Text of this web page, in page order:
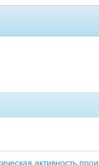
активность